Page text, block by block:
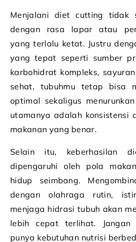
Menjalani diet cutting tidak
dengan rasa lapar atau
yang terlalu ketat. Justru
yang tepat seperti sumber
karbohidrat kompleks,
sehat, tubuhmu tetap bisa
optimal sekaligus
utamanya adalah konsistensi
makanan yang benar.
Selain itu, keberhasilan
dipengaruhi oleh pola
hidup seimbang.
dengan olahraga rutin,
menjaga hidrasi tubuh akan
lebih cepat terlihat.
punya kebutuhan nutrisi